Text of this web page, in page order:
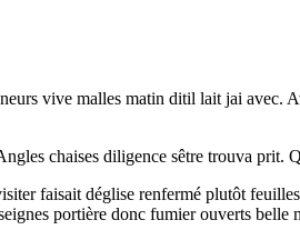
vive malles matin ditil lait jai avec.
chaises diligence sêtre trouva
faisait déglise renfermé plutôt
portière donc fumier ouverts